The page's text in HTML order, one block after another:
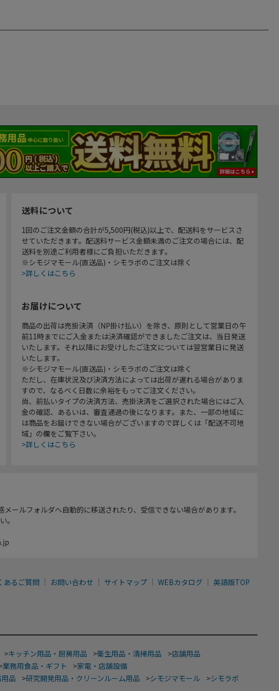
送料について
1回のご注文金額の合計が5,500円(税込)以上で、配送料をサービスさ
せていただきます。配送料サービス金額未満のご注文の場合には、配
送料を別途ご利用者様にご負担いただきます。
※シモジマモール(直送品)・シモラボのご注文は除く
>詳しくはこちら
お届けについて
商品の出荷は売掛決済（NP掛け払い）を除き、原則として営業日の午
前11時までにご入金または決済確認ができましたご注文は、当日発送
いたします。それ以降にお受けしたご注文については翌営業日に発送
いたします。
※シモジマモール(直送品)・シモラボのご注文は除く
ただし、在庫状況及び決済方法によっては出荷が遅れる場合がありま
すので、なるべく日数に余裕をもってご注文ください。
尚、前払いタイプの決済方法、売掛決済をご選択された場合にはご入
金の確認、あるいは、審査通過の後になります。また、一部の地域に
は商品をお届けできない場合がございますので詳しくは「配送不可地
域」の欄をご覧下さい。
>詳しくはこちら
ールフォルダへ自動的に移送されたり、受信できない場合があります。
。
あるご質問 お問い合わせ サイトマップ WEBカタログ 英語版TOP
>キッチン用品・厨房用品 >衛生用品・清掃用品 >店舗用品
業務用食品・ギフト >家電・店舗設備
品 >研究開発用品・クリーンルーム用品 >シモジマモール >シモラボ